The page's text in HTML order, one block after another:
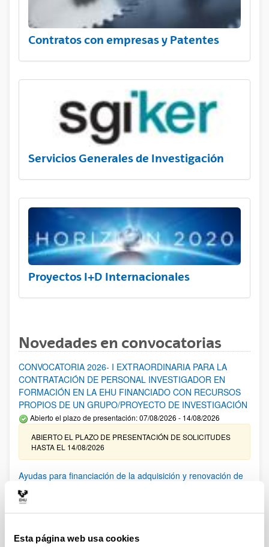
Esta página web usa cookies
Contratos con empresas y Patentes
Servicios Generales de Investigación
Proyectos I+D Internacionales
Novedades en convocatorias
CONVOCATORIA 2026- I EXTRAORDINARIA PARA LA
CONTRATACIÓN DE PERSONAL INVESTIGADOR EN
FORMACIÓN EN LA EHU FINANCIADO CON RECURSOS
PROPIOS DE UN GRUPO/PROYECTO DE INVESTIGACIÓN
Abierto el plazo de presentación: 07/08/2026 - 14/08/2026
ABIERTO EL PLAZO DE PRESENTACIÓN DE SOLICITUDES
HASTA EL 14/08/2026
Ayudas para financiación de la adquisición y renovación de
infraestructura científica y fondos bibliográficos en la
UPV/EHU 2026
Trámite abierto
25/03/2026: Corrección de errores del listado provisional de
solicitudes admitidas y excluidas. 23/03/2026: Relación